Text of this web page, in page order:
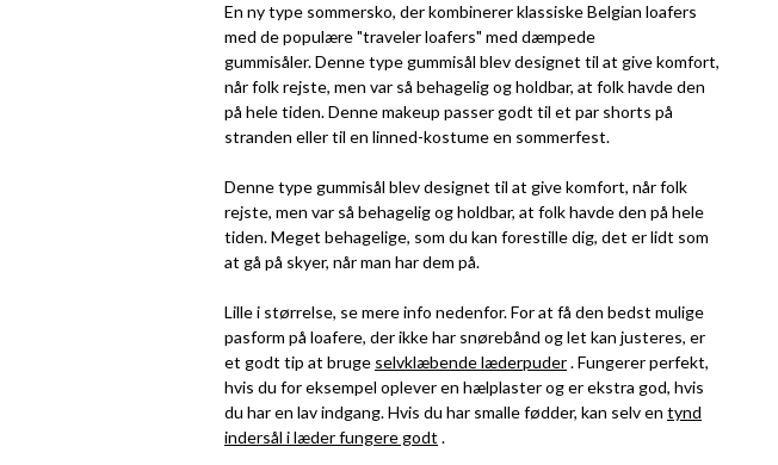
En ny type sommersko, der kombinerer klassiske Belgian loafers
med de populære "traveler loafers" med dæmpede
gummisåler. Denne type gummisål blev designet til at give komfort,
når folk rejste, men var så behagelig og holdbar, at folk havde den
på hele tiden. Denne makeup passer godt til et par shorts på
stranden eller til en linned-kostume en sommerfest.
Denne type gummisål blev designet til at give komfort, når folk
rejste, men var så behagelig og holdbar, at folk havde den på hele
tiden. Meget behagelige, som du kan forestille dig, det er lidt som
at gå på skyer, når man har dem på.
Lille i størrelse, se mere info nedenfor. For at få den bedst mulige
pasform på loafere, der ikke har snørebånd og let kan justeres, er
et godt tip at bruge selvklæbende læderpuder. Fungerer perfekt,
hvis du for eksempel oplever en hælplaster og er ekstra god, hvis
du har en lav indgang. Hvis du har smalle fødder, kan selv en tynd
indersål i læder fungere godt .